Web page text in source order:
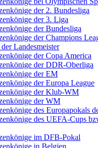
der 2. Bundesliga
der 3. Liga
der Bundesliga
der Champions
Landesmeister
der Copa America
der DDR-Oberliga
der EM
der Europa League
der Klub-WM
der WM
des Europapokals
des UEFA-Cups
im DFB-Pokal
in Belgien